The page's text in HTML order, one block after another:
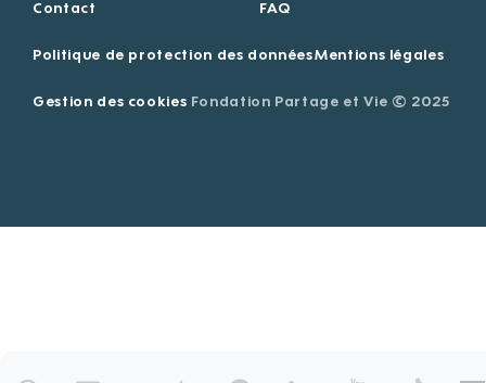
Contact FAQ
Politique de protection des donnéesMentions légales
Gestion des cookies Fondation Partage et Vie © 2025